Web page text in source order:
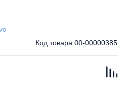
Код товара 00-00000385